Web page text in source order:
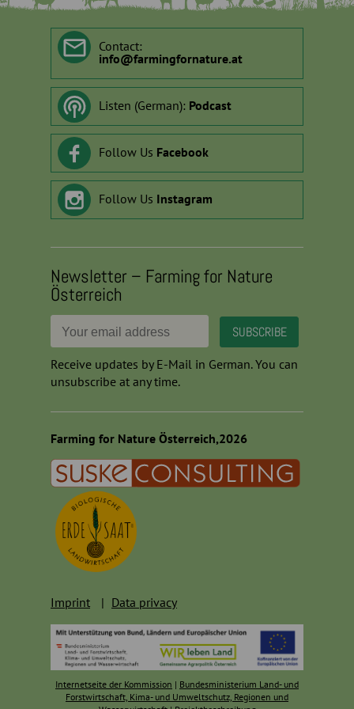
Contact:
info@farmingfornature.at
Listen (German): Podcast
Follow Us Facebook
Follow Us Instagram
Newsletter – Farming for Nature
Österreich
Receive updates by E-Mail in German. You can
unsubscribe at any time.
Farming for Nature Österreich,2026
Imprint Data privacy
Internetseite der Kommission | Bundesministerium Land- und
Forstwirtschaft, Kima- und Umweltschutz, Regionen und